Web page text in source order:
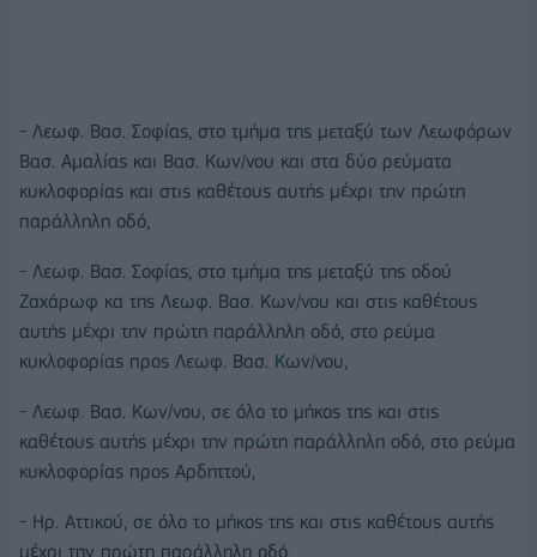
- Λεωφ. Βασ. Σοφίας, στο τμήμα της μεταξύ των Λεωφόρων
Βασ. Αμαλίας και Βασ. Κων/νου και στα δύο ρεύματα
κυκλοφορίας και στις καθέτους αυτής μέχρι την πρώτη
παράλληλη οδό,
- Λεωφ. Βασ. Σοφίας, στο τμήμα της μεταξύ της οδού
Ζαχάρωφ κα της Λεωφ. Βασ. Κων/νου και στις καθέτους
αυτής μέχρι την πρώτη παράλληλη οδό, στο ρεύμα
κυκλοφορίας προς Λεωφ. Βασ. Κων/νου,
- Λεωφ. Βασ. Κων/νου, σε όλο το μήκος της και στις
καθέτους αυτής μέχρι την πρώτη παράλληλη οδό, στο ρεύμα
κυκλοφορίας προς Αρδηττού,
- Ηρ. Αττικού, σε όλο το μήκος της και στις καθέτους αυτής
μέχρι την πρώτη παράλληλη οδό,